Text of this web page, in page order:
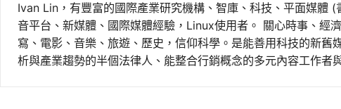
Ivan Lin，有豐富的國際產業研究機構、智庫、科技、平面媒體
音平台、新媒體、國際媒體經驗，Linux使用者。 關心時事、經
寫、電影、音樂、旅遊、歷史，信仰科學。是能善用科技的新舊
析與產業趨勢的半個法律人、能整合行銷概念的多元內容工作者